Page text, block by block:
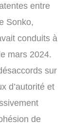
entre
Sonko,
conduits à
mars 2024.
sur
d’autorité et
de